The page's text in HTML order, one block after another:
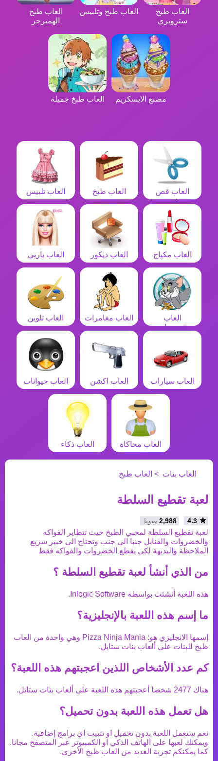
العاب طبخ
ستروبري
العاب طبخ وتلبيس
العاب طبخ
الهمبرجر
مصنع الايسكريم العاب طبخ جميلة
العاب قص
شعر
العاب طبخ العاب تلبيس
العاب مكياج العاب ديكور العاب باربي
العاب
شخصيات
العاب مغامرات العاب تلوين
العاب سيارات العاب اكشن العاب حيوانات
العاب محاكاة العاب ذكاء
العاب بنات العاب طبخ
لعبة تقطيع السلطة
2,988 صوتا
لعبة تقطيع السلطة لمحبي الطبخ حيث تتطاير الفواكه
والخضروات والقنابل جنبا الى جنب وتحتاج الى خبير سريع
الملاحظة والبديهة لكي يقطع الخضروات والفواكه فقط
من الذي أنشأ لعبة تقطيع السلطة ؟
هذه اللعبة أنشئت بواسطة Inlogic Software
.
ما إسم هذه اللعبة بالإنجليزية؟
إسمها الانجليزي هو: Pizza Ninja Mania وهي واحدة من العاب
طبخ للبنات على ألعاب بنات ستايل.
كم عدد الأشخاص اللذين اعجبتهم هذه اللعبة؟
هناك 2477 شخصا أعجبتهم هذه اللعبة على ألعاب بنات ستايل.
هل تعمل هذه اللعبة بدون تحميل؟
نعم ستعمل اللعبة بدون تحميل او تثبيت اي برامج إضافية.
ويمكنك لعبها على الهاتف الذكي او الكمبيوتر عبر المتصفح مجانا.
كما يمكنكم تجربة العديد من العاب طبخ الأخرى.